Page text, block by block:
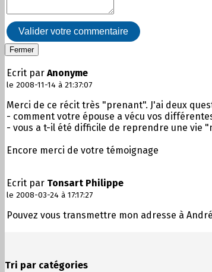
Valider votre commentaire
Fermer
Ecrit par Anonyme
le 2008-11-14 à 21:37:07
Merci de ce récit très "prenant". J'ai deux
- comment votre épouse a vécu vos
- vous a t-il été difficile de reprendre une vie
Encore merci de votre témoignage
Ecrit par Tonsart Philippe
le 2008-03-24 à 17:17:27
Pouvez vous transmettre mon adresse à
Tri par catégories